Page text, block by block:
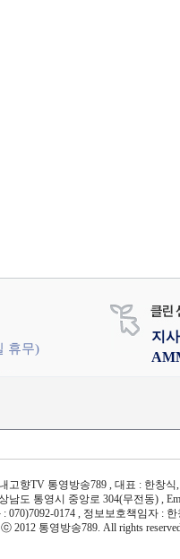
휴무)
지
고향TV 통영방송789 , 대표 : 한창식
남도 통영시 중앙로 304(무전동) ,
070)7092-0174 , 정보보호책임자 :
2012 통영방송789. All rights